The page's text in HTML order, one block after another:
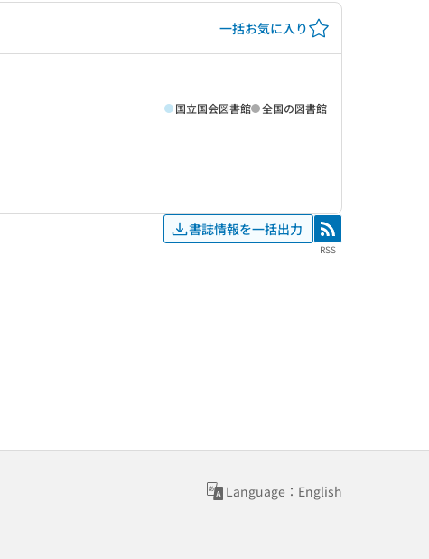
一括お気に入り
国立国会図書館 全国の図書館
書誌情報を一括出力 RSS
RSS
Language：English